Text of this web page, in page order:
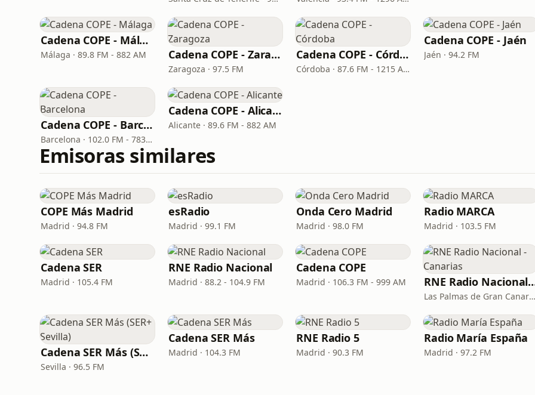
Cadena COPE - Málaga
Málaga · 89.8 FM - 882 AM Cadena COPE - Zaragoza
Zaragoza · 97.5 FM
Cadena COPE - Córdoba
Córdoba · 87.6 FM - 1215 AM
Cadena COPE - Jaén
Jaén · 94.2 FM
Cadena COPE - Barcelona
Barcelona · 102.0 FM - 783 OM - DAB 9D
Cadena COPE - Alicante
Alicante · 89.6 FM - 882 AM
Emisoras similares
COPE Más Madrid
Madrid · 94.8 FM
esRadio
Madrid · 99.1 FM
Onda Cero Madrid
Madrid · 98.0 FM
Radio MARCA
Madrid · 103.5 FM
Cadena SER
Madrid · 105.4 FM
RNE Radio Nacional
Madrid · 88.2 - 104.9 FM
Cadena COPE
Madrid · 106.3 FM - 999 AM RNE Radio
Las Palmas de Gran Canaria · 92.8 FM
Cadena SER Más (SER+ Sevilla)
Sevilla · 96.5 FM
Cadena SER Más
Madrid · 104.3 FM
RNE Radio 5
Madrid · 90.3 FM
Radio María España
Madrid · 97.2 FM